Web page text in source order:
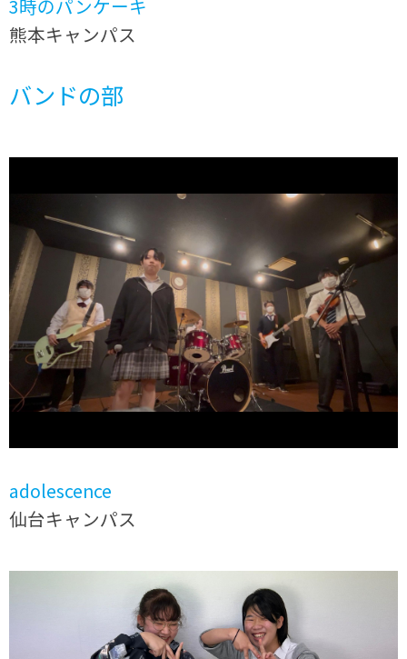
3時のパンケーキ
熊本キャンパス
バンドの部
adolescence
仙台キャンパス